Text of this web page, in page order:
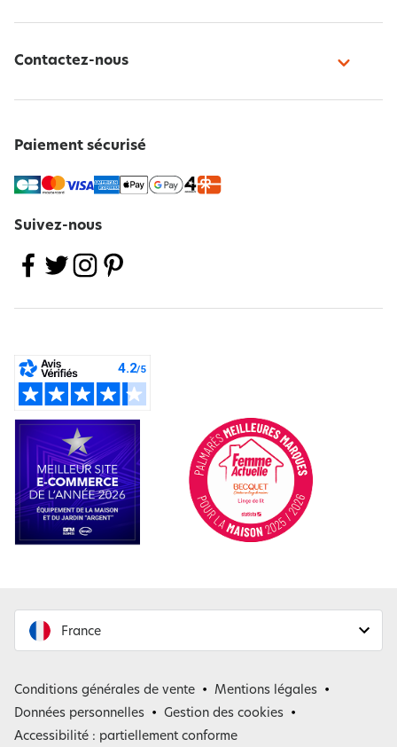
Contactez-nous
Paiement sécurisé
Suivez-nous
France
Belgique
Conditions générales de vente
Mentions légales
Données personnelles
Gestion des cookies
Accessibilité : partiellement conforme